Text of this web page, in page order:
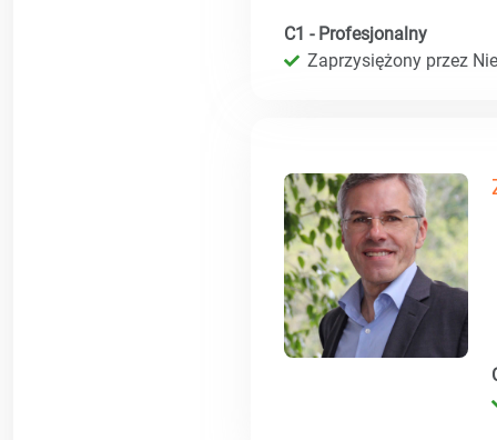
C1 - Profesjonalny
Zaprzysiężony przez